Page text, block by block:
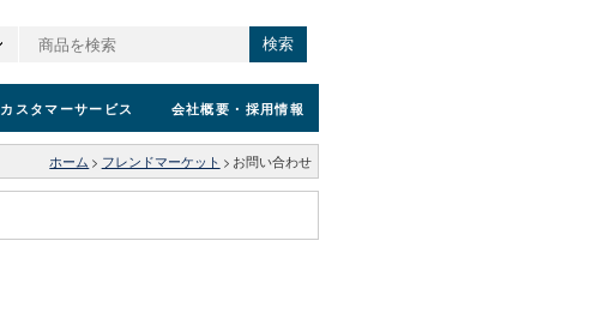
検索
カスタマーサービス 会社概要 ・採用情報
ホーム > フレンドマーケット > お問い合わせ